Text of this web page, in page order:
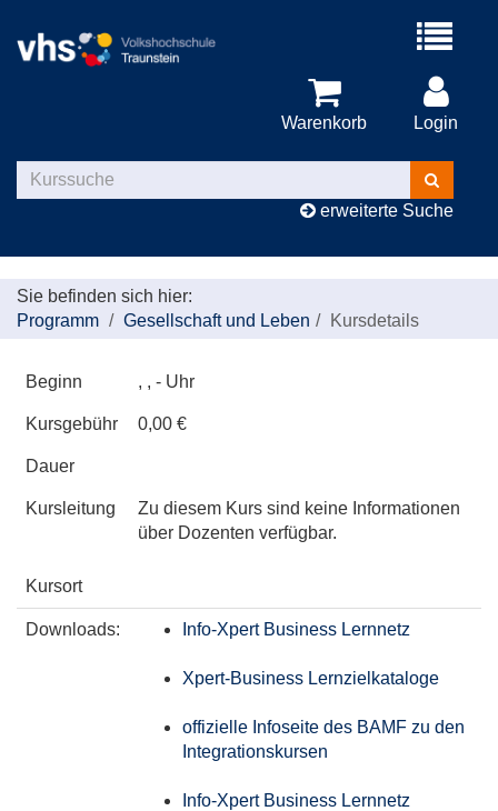
Menü
Warenkorb Login
Kurse
suchen
erweiterte Suche
Sie befinden sich hier:
Programm
Gesellschaft und Leben Kursdetails
Beginn , , - Uhr
Kursgebühr 0,00 €
Dauer
Kursleitung
Zu diesem Kurs sind keine Informationen
über Dozenten verfügbar.
Kursort
Downloads: Info-Xpert Business Lernnetz
Xpert-Business Lernzielkataloge
offizielle Infoseite des BAMF zu den
Integrationskursen
Info-Xpert Business Lernnetz